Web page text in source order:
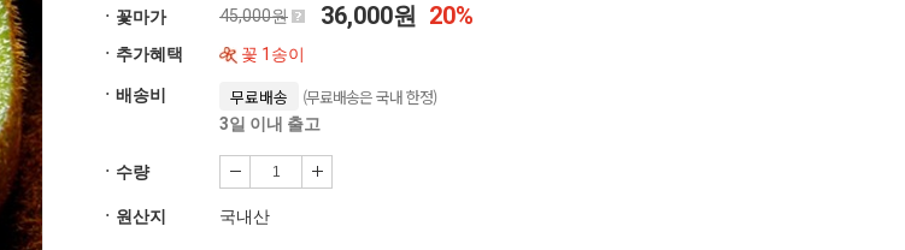
ㆍ꽃마가 45,000원 36,000원 20%
ㆍ추가혜택 꽃 1송이
ㆍ배송비 무료배송 (무료배송은 국내 한정)
3일 이내 출고
ㆍ수량
ㆍ원산지 국내산